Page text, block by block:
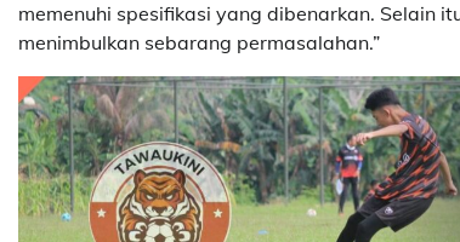
memenuhi spesifikasi yang dibenarkan. Selain
menimbulkan sebarang permasalahan.”